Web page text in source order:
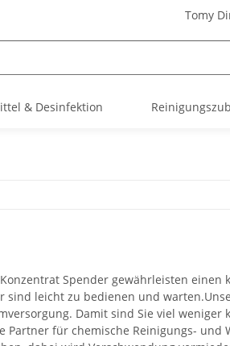
Tomy
& Desinfektion
Spender gewährleisten
sind leicht zu bedienen und
Damit sind Sie viel
Partner für chemische Reinigungs-